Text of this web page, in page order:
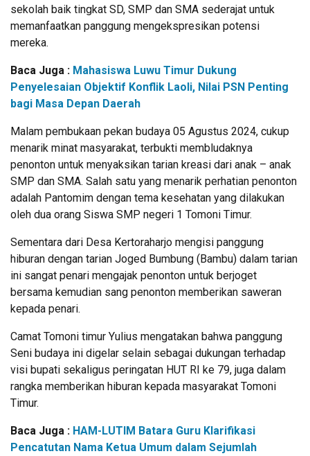
sekolah baik tingkat SD, SMP dan SMA sederajat untuk
memanfaatkan panggung mengekspresikan potensi
mereka.
Baca Juga : Mahasiswa Luwu Timur Dukung
Penyelesaian Objektif Konflik Laoli, Nilai PSN Penting
bagi Masa Depan Daerah
Malam pembukaan pekan budaya 05 Agustus 2024, cukup
menarik minat masyarakat, terbukti membludaknya
penonton untuk menyaksikan tarian kreasi dari anak – anak
SMP dan SMA. Salah satu yang menarik perhatian penonton
adalah Pantomim dengan tema kesehatan yang dilakukan
oleh dua orang Siswa SMP negeri 1 Tomoni Timur.
Sementara dari Desa Kertoraharjo mengisi panggung
hiburan dengan tarian Joged Bumbung (Bambu) dalam tarian
ini sangat penari mengajak penonton untuk berjoget
bersama kemudian sang penonton memberikan saweran
kepada penari.
Camat Tomoni timur Yulius mengatakan bahwa panggung
Seni budaya ini digelar selain sebagai dukungan terhadap
visi bupati sekaligus peringatan HUT RI ke 79, juga dalam
rangka memberikan hiburan kepada masyarakat Tomoni
Timur.
Baca Juga : HAM-LUTIM Batara Guru Klarifikasi
Pencatutan Nama Ketua Umum dalam Sejumlah